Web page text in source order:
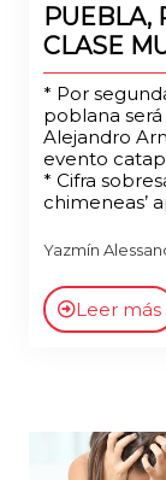
PUEBLA,
CLASE
* Por
poblana
Alejandro
evento
* Cifra
chimeneas’
Yazmín
Leer más